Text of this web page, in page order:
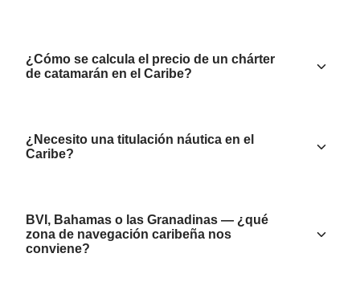
¿Cómo se calcula el precio de un chárter
de catamarán en el Caribe?
¿Necesito una titulación náutica en el
Caribe?
BVI, Bahamas o las Granadinas — ¿qué
zona de navegación caribeña nos
conviene?